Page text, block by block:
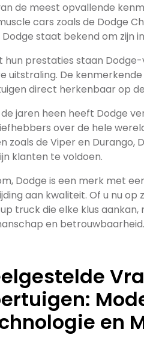
de meest opvallende
cars zoals de Dodge
Dodge staat bekend om zijn
hun prestaties staan
uitstraling. De
direct herkenbaar op
jaren heen heeft Dodge
over de hele
zoals de Viper en
klanten te voldoen.
Dodge is een merk met
aan kwaliteit. Of u nu
truck die elke klus
en betrouwbaarheid.
en